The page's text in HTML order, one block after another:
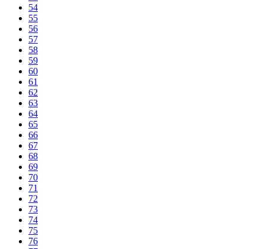
54
55
56
57
58
59
60
61
62
63
64
65
66
67
68
69
70
71
72
73
74
75
76